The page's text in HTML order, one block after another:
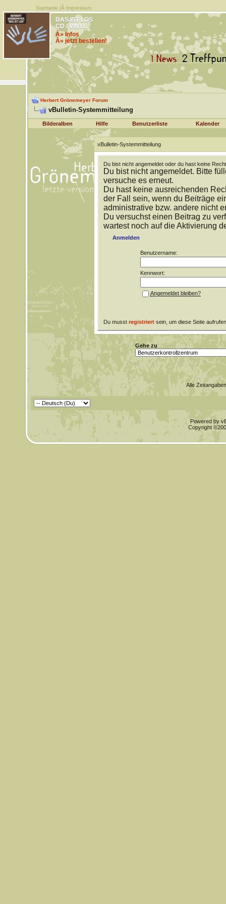
Startseite |Â Impressum
DAS IST LOS
CD / VINYL
Â» Infos
Â» jetzt bestellen!
Herbert Grönemeyer Forum
vBulletin-Systemmitteilung
Bilderalben Hilfe Benutzerliste Kalender
vBulletin-Systemmitteilung
Du bist nicht angemeldet oder du hast keine
Du bist nicht angemeldet. Bitte
versuche es erneut.
Du hast keine ausreichenden
der Fall sein, wenn du Beiträge
administrative bzw. andere nicht
Du versuchst einen Beitrag zu
wartest noch auf die Aktivierung
Anmelden
Benutzername:
Kennwort:
Angemeldet bleiben?
Du musst registriertsein, um diese Seite
Gehe zu
Alle
Powered by
Copyright